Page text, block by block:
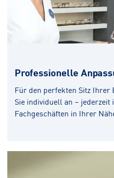
Professionelle
Für den perfekten Sitz
Sie individuell an – jederzeit
Fachgeschäften in Ihrer